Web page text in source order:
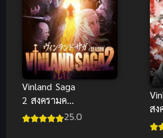
Vinland Saga
2 สงครามคน
ทมิฬ ภาค 225.0
สง
ท